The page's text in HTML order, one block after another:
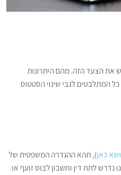
את הצעד הזה. מהם היתרונות
המתלבטים לגבי שינוי הסטטוס
כאן), תהא ההגדרה המשפטית של
נדרש לתת דין וחשבון לבוס זועף או